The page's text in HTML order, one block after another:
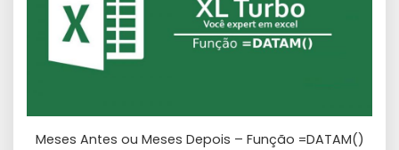
Meses Antes ou Meses Depois – Função =DATAM()